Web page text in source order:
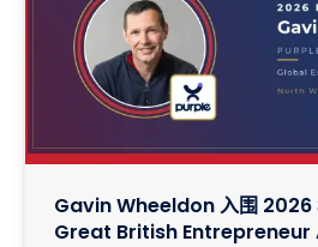
Gavin Wheeldon 入围 2026
Great British Entrepreneur